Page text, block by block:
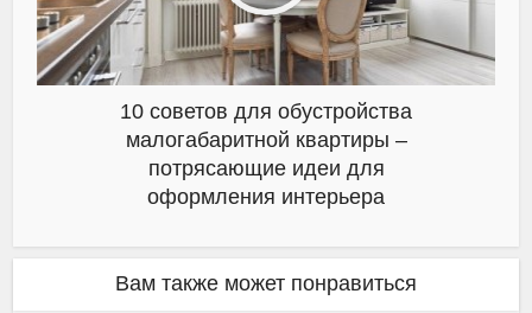
10 советов для обустройства
малогабаритной квартиры –
потрясающие идеи для
оформления интерьера
Вам также может понравиться